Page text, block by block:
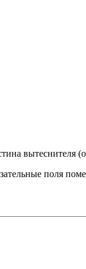
вытеснителя
поля